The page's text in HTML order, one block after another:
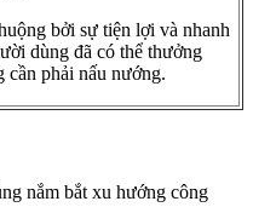
bởi sự tiện lợi và nhanh
dùng đã có thể thưởng
cần phải nấu nướng.
nắm bắt xu hướng công